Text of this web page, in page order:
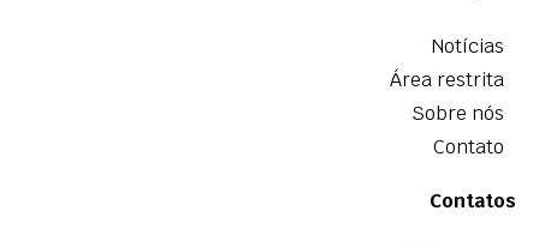
Notícias
Área restrita
Sobre nós
Contato
Contatos